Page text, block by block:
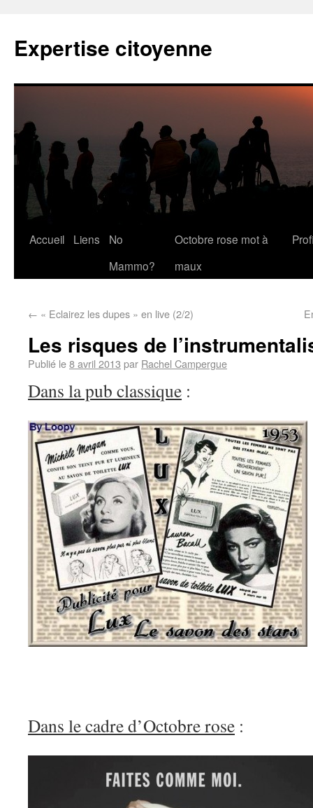
Expertise citoyenne
Accueil Liens
No
Mammo?
Octobre rose mot à
maux
← « Eclairez les dupes » en live (2/2)
Les risques de
Publié le8 avril 2013 par Rachel Campergue
Dans la pub classique :
Dans le cadre d’Octobre rose :